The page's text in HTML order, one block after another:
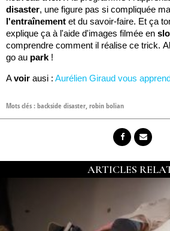
disaster, une figure pas si compliquée
l'entraînement et du savoir-faire. Et ça
explique ça à l'aide d'images filmée en
comprendre comment il réalise ce trick.
go au park !
Avoir ausi : Aurélien Giraud vous
Mots clés :backside disaster,robin bolian
ARTICLES